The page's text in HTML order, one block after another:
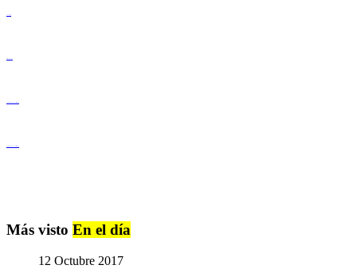
Más visto En el día
12 Octubre 2017